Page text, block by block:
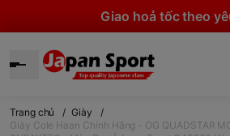
Giao hoả tốc theo
Trang chủ / Giày
/
Giày Cole Haan Chính Hãng - OG QUADSTAR